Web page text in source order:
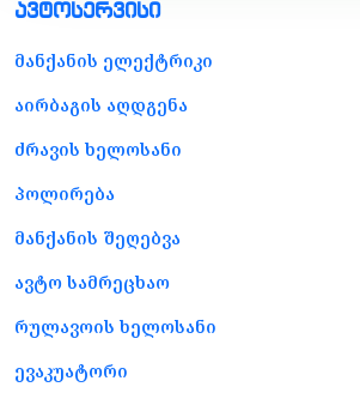
ავტოსერვისი
მანქანის ელექტრიკი
აირბაგის აღდგენა
ძრავის ხელოსანი
პოლირება
მანქანის შეღებვა
ავტო სამრეცხაო
რულავოის ხელოსანი
ევაკუატორი